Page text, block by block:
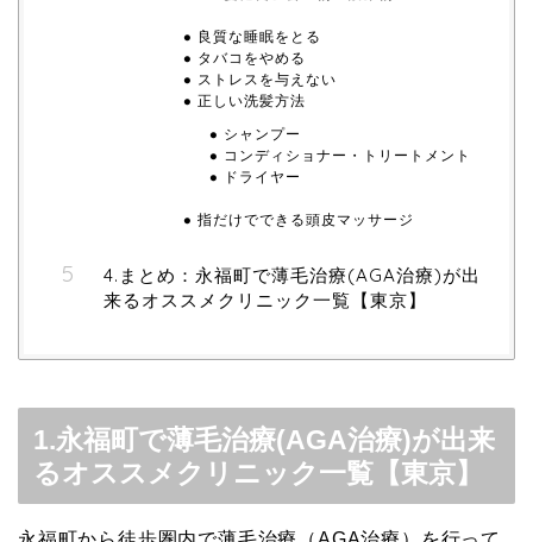
良質な睡眠をとる
タバコをやめる
ストレスを与えない
正しい洗髪方法
シャンプー
コンディショナー・トリートメント
ドライヤー
指だけでできる頭皮マッサージ
4.まとめ：永福町で薄毛治療(AGA治療)が出
来るオススメクリニック一覧【東京】
1.永福町で薄毛治療(AGA治療)が出来
るオススメクリニック一覧【東京】